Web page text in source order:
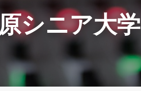
シニア大学